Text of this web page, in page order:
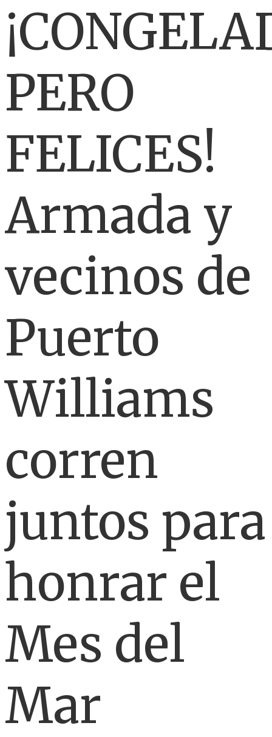
PERO
FELICES!
Armada y
vecinos de
Puerto
Williams
corren
juntos para
honrar el
Mes del
Mar